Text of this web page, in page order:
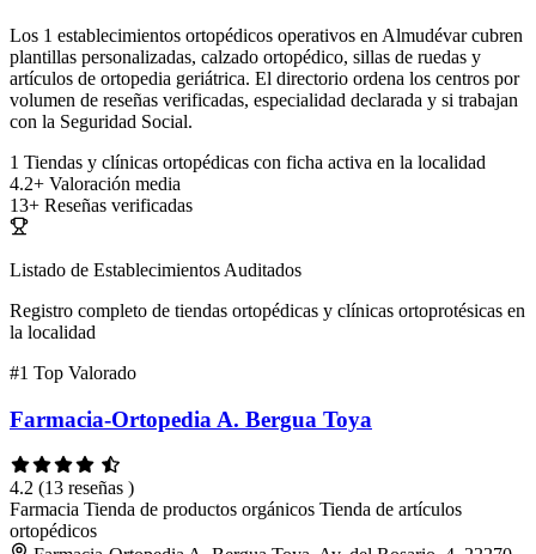
Los 1 establecimientos ortopédicos operativos en Almudévar cubren
plantillas personalizadas, calzado ortopédico, sillas de ruedas y
artículos de ortopedia geriátrica. El directorio ordena los centros por
volumen de reseñas verificadas, especialidad declarada y si trabajan
con la Seguridad Social.
1 Tiendas y clínicas ortopédicas con ficha activa en la localidad
4.2+ Valoración media
13+ Reseñas verificadas
Listado de Establecimientos Auditados
Registro completo de tiendas ortopédicas y clínicas ortoprotésicas en
la localidad
#1 Top Valorado
Farmacia-Ortopedia A. Bergua Toya
4.2 (13 reseñas )
Farmacia Tienda de productos orgánicos Tienda de artículos
ortopédicos